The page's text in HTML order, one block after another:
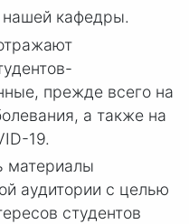
кафедры.
прежде всего на
а также на
19.
материалы
аудитории с целью
студентов